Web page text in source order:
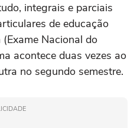
integrais e parciais
de educação
Nacional do
acontece duas vezes ao
no segundo semestre.